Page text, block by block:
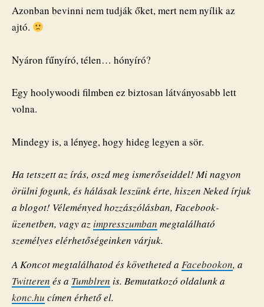
Azonban bevinni nem tudják őket, mert nem nyílik az
ajtó.
Nyáron fűnyíró, télen… hónyíró?
Egy hoolywoodi filmben ez biztosan látványosabb lett
volna.
Mindegy is, a lényeg, hogy hideg legyen a sör.
Ha tetszett az írás, oszd meg ismerőseiddel! Mi nagyon
örülni fogunk, és hálásak leszünk érte, hiszen Neked írjuk
a blogot! Véleményed hozzászólásban, Facebook-
üzenetben, vagy az impresszumban megtalálható
személyes elérhetőségeinken várjuk.
A Koncot megtalálhatod és követheted a Facebookon, a
Twitteren és a Tumblren is. Bemutatkozó oldalunk a
konc.hu címen érhető el.